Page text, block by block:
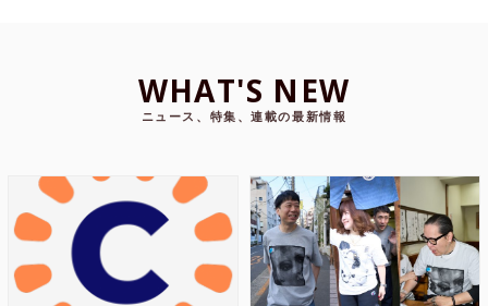
WHAT'S NEW
ニュース、特集、連載の最新情報